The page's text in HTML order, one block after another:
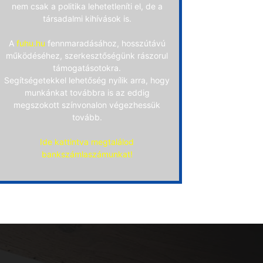
nem csak a politika lehetetleníti el, de a
társadalmi kihívások is.
A fuhu.hu fennmaradásához, hosszútávú
működéséhez, szerkesztőségünk rászorul
támogatásotokra.
Segítségetekkel lehetőség nyílik arra, hogy
munkánkat továbbra is az eddig
megszokott színvonalon végezhessük
tovább.
Ide kattintva megtalálod
bankszámlaszámunkat!